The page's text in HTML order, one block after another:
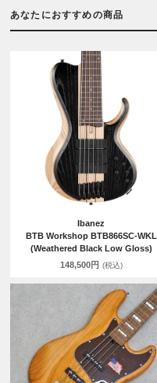
あなたにおすすめの商品
Ibanez
BTB Workshop BTB866SC-WKL
(Weathered Black Low Gloss)
148,500円 (税込)